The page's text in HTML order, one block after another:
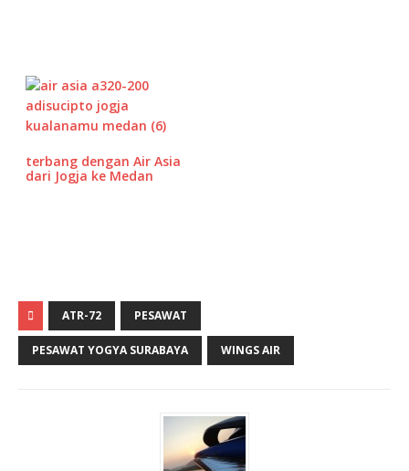
terbang dengan Air Asia
dari Jogja ke Medan
ATR-72 PESAWAT
PESAWAT YOGYA SURABAYA WINGS AIR